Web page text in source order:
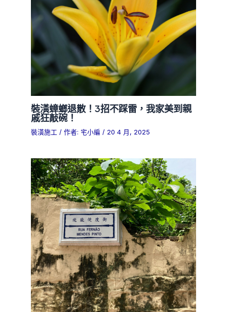
裝潢蟑螂退散！3招不踩雷，我家美到親
戚狂敲碗！
裝潢施工 / 作者: 宅小編/ 20 4 月, 2025